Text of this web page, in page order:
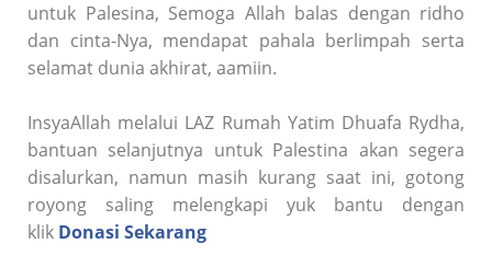
untuk Palesina, Semoga Allah balas dengan ridho
dan cinta-Nya, mendapat pahala berlimpah serta
selamat dunia akhirat, aamiin.
InsyaAllah melalui LAZ Rumah Yatim Dhuafa Rydha,
bantuan selanjutnya untuk Palestina akan segera
disalurkan, namun masih kurang saat ini, gotong
royong saling melengkapi yuk bantu dengan
klik Donasi Sekarang